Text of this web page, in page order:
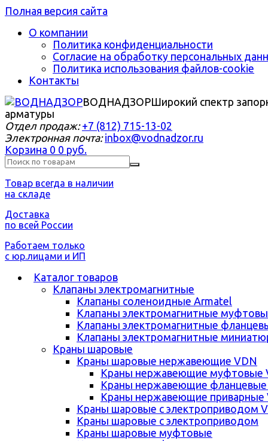
Полная версия сайта
О компании
Политика конфиденциальности
Согласие на обработку персональных
Политика использования файлов-cookie
Контакты
ВОДНАДЗОРШирокий спектр
арматуры
Отдел продаж: +7 (812) 715-13-02
Электронная почта: inbox@vodnadzor.ru
Корзина 0 0 руб.
Товар всегда в наличии
на складе
Доставка
по всей России
Работаем только
с юр.лицами и ИП
Каталог товаров
Клапаны электромагнитные
Клапаны соленоидные Armatel
Клапаны электромагнитные
Клапаны электромагнитные
Клапаны электромагнитные
Краны шаровые
Краны шаровые нержавеющие VDN
Краны нержавеющие муфтовые
Краны нержавеющие фланцевые
Краны нержавеющие приварные
Краны шаровые с электроприводом
Краны шаровые с электроприводом
Краны шаровые муфтовые